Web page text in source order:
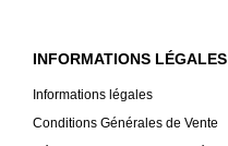
INFORMATIONS LÉGALES
Informations légales
Conditions Générales de Vente